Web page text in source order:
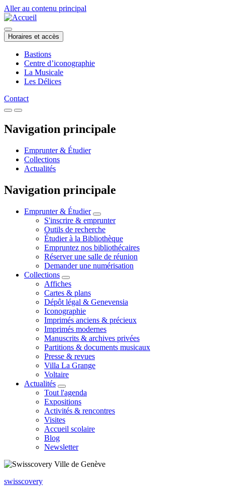
Aller au contenu principal
Horaires et accès
Bastions
Centre d’iconographie
La Musicale
Les Délices
Contact
Navigation principale
Emprunter & Étudier
Collections
Actualités
Navigation principale
Emprunter & Étudier
S'inscrire & emprunter
Outils de recherche
Étudier à la Bibliothèque
Empruntez nos bibliothécaires
Réserver une salle de réunion
Demander une numérisation
Collections
Affiches
Cartes & plans
Dépôt légal & Genevensia
Iconographie
Imprimés anciens & précieux
Imprimés modernes
Manuscrits & archives privées
Partitions & documents musicaux
Presse & revues
Villa La Grange
Voltaire
Actualités
Tout l'agenda
Expositions
Activités & rencontres
Visites
Accueil scolaire
Blog
Newsletter
swisscovery